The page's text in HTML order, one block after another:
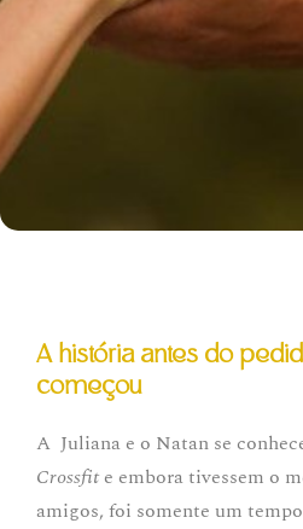
A história antes do
começou
A Juliana e o Natan se
Crossfite embora tivessem o
amigos, foi somente um